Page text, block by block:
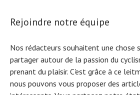
Rejoindre notre équipe
Nos rédacteurs souhaitent une chose
partager autour de la passion du
prenant du plaisir. C'est grâce à ce
nous pouvons vous proposer des